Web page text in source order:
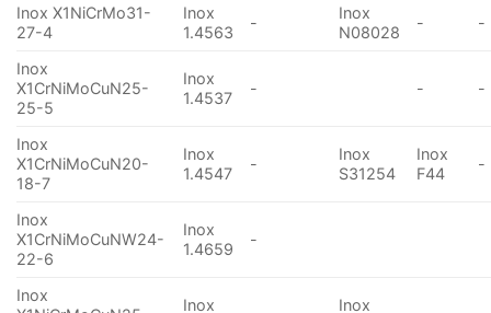
Inox X1NiCrMo31-
27-4
Inox
1.4563
-
Inox
N08028
- -
Inox
X1CrNiMoCuN25-
25-5
Inox
1.4537
- - -
Inox
X1CrNiMoCuN20-
18-7
Inox
1.4547
-
Inox
S31254
Inox
F44
-
Inox
X1CrNiMoCuNW24-
22-6
Inox
1.4659
-
Inox
Inox
Inox